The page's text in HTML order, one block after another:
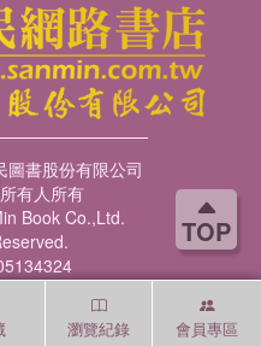
TOP
瀏覽紀錄 會員專區
圖書股份有限公司
有人所有
Book Co.,Ltd.